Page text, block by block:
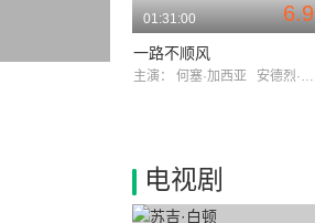
6.9
01:31:00
一路不顺风
主演： 何塞·加西亚 安德烈·杜索里埃
电视剧